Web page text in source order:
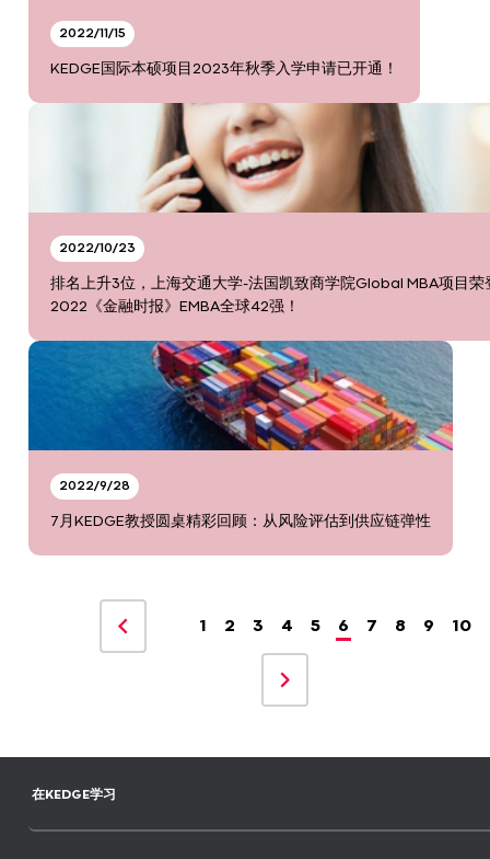
2022/11/15
KEDGE国际本硕项目2023年秋季入学申请已开通！
2022/10/23
排名上升3位，上海交通大学-法国凯致商学院Global MBA项目荣
2022《金融时报》EMBA全球42强！
2022/9/28
7月KEDGE教授圆桌精彩回顾：从风险评估到供应链弹性
1 2 3 4 5 6 7 8 9 10
在KEDGE学习